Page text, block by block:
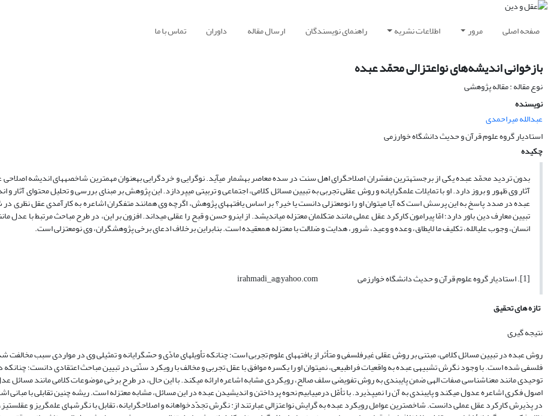
صفحه اصلی مرور اطلاعات نشریه راهنمای نویسندگان ارسال مقاله داوران تماس با ما
بازخوانی اندیشه‌های نواعتزالی محمّد عبده
نوع مقاله : مقاله پژوهشی
نویسنده
عبدالله میراحمدی
استادیار گروه علوم قرآن و حدیث دانشگاه خوارزمی
چکیده
بدون تردید محمّد عبده یکی از برجسته‏ترین مفسّران اصلاح‏گرای اهل سنت در سده معاصر به‏شمار می‏آید. نوگرایی و خردگرایی به‏عنوان مهم‏ترین شاخصه‏های اندیشه اصلاحی
آثار وی ظهور و بروز دارد. او با تمایلات علم‏گرایانه و روش عقلی تجربی به تبیین مسائل کلامی، اجتماعی و تربیتی می‏پردازد. این پژوهش بر مبنای بررسی و تحلیل محتوای آثار و
عبده در صدد پاسخ به این پرسش است که آیا می‏توان او را نومعتزلی دانست یا خیر؟ بر اساس یافته‏های پژوهش، اگرچه وی همانند متفکران اشاعره به کارآمدی عقل نظری
تبیین معارف دین باور دارد؛ امّا پیرامون کارکرد عقل عملی مانند متکلمان معتزله می‏اندیشد. از این‏رو حسن و قبح را عقلی می‏داند. افزون بر این، در طرح مباحث مرتبط با عدل
انسان، وجوب علی‏الله، تکلیف ما لایطاق، وعده و وعید، شرور، هدایت و ضلالت با معتزله هم‏عقیده است. بنابراین برخلاف ادعای برخی پژوهشگران، وی نومعتزلی است.
[1]. استادیار گروه علوم قرآن و حدیث دانشگاه خوارزمی irahmadi_a@yahoo.com
تازه های تحقیق
نتیجه‏ گیری
روش عبده در تبیین مسائل کلامی، مبتنی بر روش عقلی غیرفلسفی و متأثر از یافته‏های علوم تجربی است؛ چنان‏که تأویل‏های مادّی و حسّ‏گرایانه و تمثیلی وی در مواردی سبب مخالفت
فلسفی شده است. با وجود نگرش تشبیهی عبده به واقعیات فراطبیعی، نمی‏توان او را یکسره موافق با عقل تجربی و مخالف با رویکرد سنّتی در تبیین مباحث اعتقادی دانست؛
توحیدی مانند معناشناسی صفات الهی ضمن پایبندی به روش تفویضی سلف صالح، رویکردی مشابه اشاعره ارائه می‏کند. با این حال، در طرح برخی موضوعات کلامی مانند مسائل
اصول فکری اشاعره عدول می‏کند و پایبندی به آن را نمی‏پذیرد. با تأمّل درمی‏یابیم نحوه پرداختن و اندیشیدن عبده در این مسائل، مشابه معتزله است. ریشه چنین تقابلی با مبانی
در پذیرش کارکرد عقل عملی دانست. شاخص‏ترین عوامل رویکرد عبده به گرایش نواعتزالی عبارتند از: نگرش تجدّدخواهانه و اصلاح‏گرایانه، تقابل با نگرش‏های علم‏گریز و عقل‏ستیز،